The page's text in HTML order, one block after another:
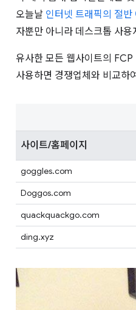
오늘날 인터넷 트래픽의 절반
자뿐만 아니라 데스크톱 사
유사한 모든 웹사이트의
사용하면 경쟁업체와 비교하
사이트/홈페이지
goggles.com
Doggos.com
quackquackgo.com
ding.xyz